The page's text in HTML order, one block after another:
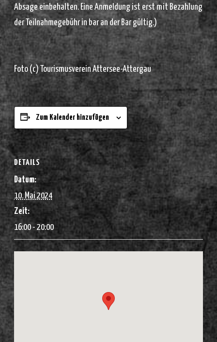
Absage einbehalten. Eine Anmeldung ist erst mit Bezahlung
der Teilnahmegebühr in bar an der Bar gültig.)
Foto (c) Tourismusverein Attersee-Attergau
Zum Kalender hinzufügen
DETAILS
Datum:
10. Mai 2024
Zeit:
16:00 - 20:00